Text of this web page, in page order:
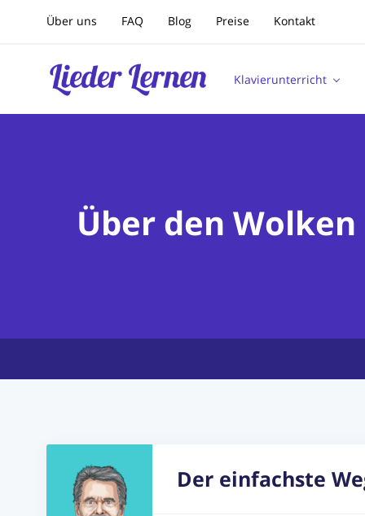
Über uns FAQ Blog Preise Kontakt
Klavierunterricht
Über den
Der einfachste